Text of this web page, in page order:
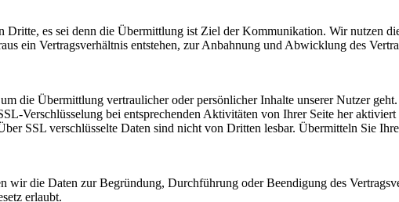
Dritte, es sei denn die Übermittlung ist Ziel der Kommunikation. Wir nutzen
ein Vertragsverhältnis entstehen, zur Anbahnung und Abwicklung des
die Übermittlung vertraulicher oder persönlicher Inhalte unserer Nutzer
Verschlüsselung bei entsprechenden Aktivitäten von Ihrer Seite her
SSL verschlüsselte Daten sind nicht von Dritten lesbar. Übermitteln Sie
die Daten zur Begründung, Durchführung oder Beendigung des
erlaubt.